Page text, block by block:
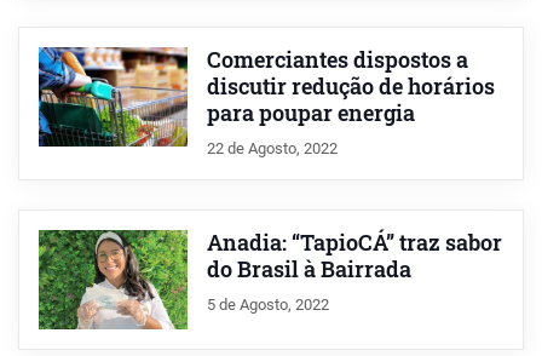
Comerciantes dispostos a
discutir redução de horários
para poupar energia
22 de Agosto, 2022
Anadia: “TapioCÁ” traz sabor
do Brasil à Bairrada
5 de Agosto, 2022